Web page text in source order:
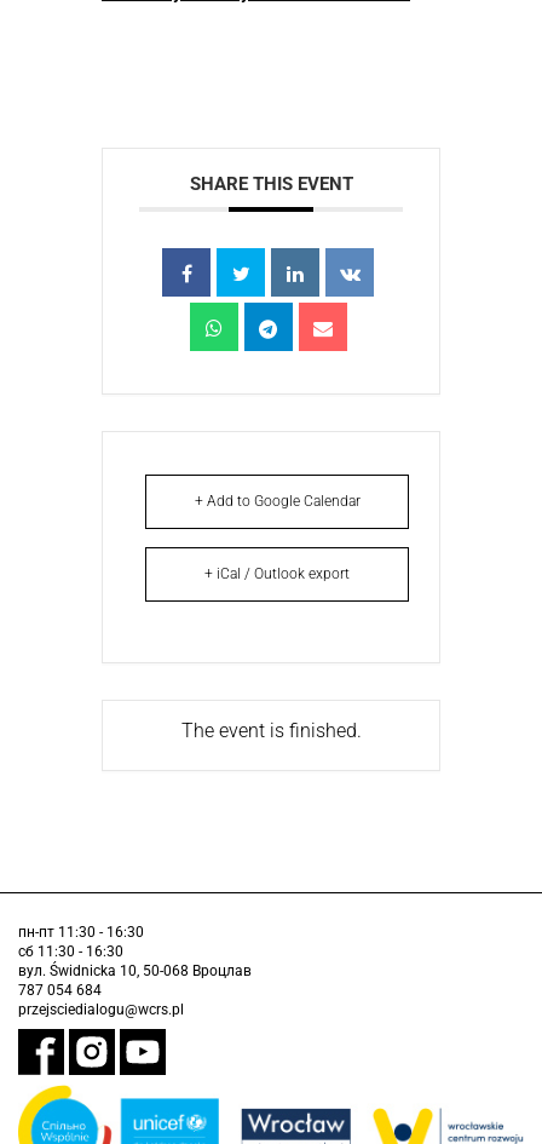
SHARE THIS EVENT
+ Add to Google Calendar
+ iCal / Outlook export
The event is finished.
пн-пт 11:30 - 16:30
сб 11:30 - 16:30
вул. Świdnicka 10, 50-068 Вроцлав
787 054 684
przejsciedialogu@wcrs.pl